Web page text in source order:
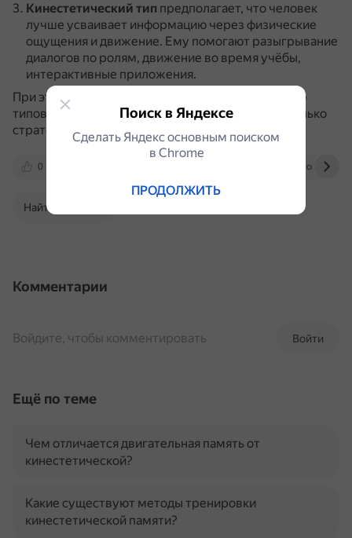
Кинестетический тип предполагает, что человек
лучше усваивает информацию через физические
ощущения и движение. Ему помогают разыгрывание
диалогов по ролям, движение во время учёбы,
интерактивные приложения.
При этом многие люди сочетают в себе несколько
типов памяти, что позволяет использовать несколько
стратегий запоминания одновременно.
0
Найти в Поиске
Комментарии
Войти
Войдите, чтобы комментировать
Ещё по теме
Чем отличается двигательная память от
кинестетической?
Какие существуют методы тренировки
кинестетической памяти?
Поиск в Яндексе
Сделать Яндекс основным поиском
в Сhrome
ПРОДОЛЖИТЬ